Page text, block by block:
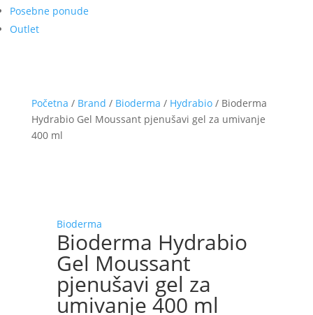
Posebne ponude
Outlet
Početna / Brand / Bioderma / Hydrabio/ Bioderma
Hydrabio Gel Moussant pjenušavi gel za umivanje
400 ml
Bioderma
Bioderma Hydrabio
Gel Moussant
pjenušavi gel za
umivanje 400 ml